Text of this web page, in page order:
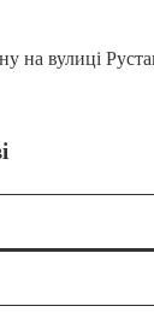
на вулиці